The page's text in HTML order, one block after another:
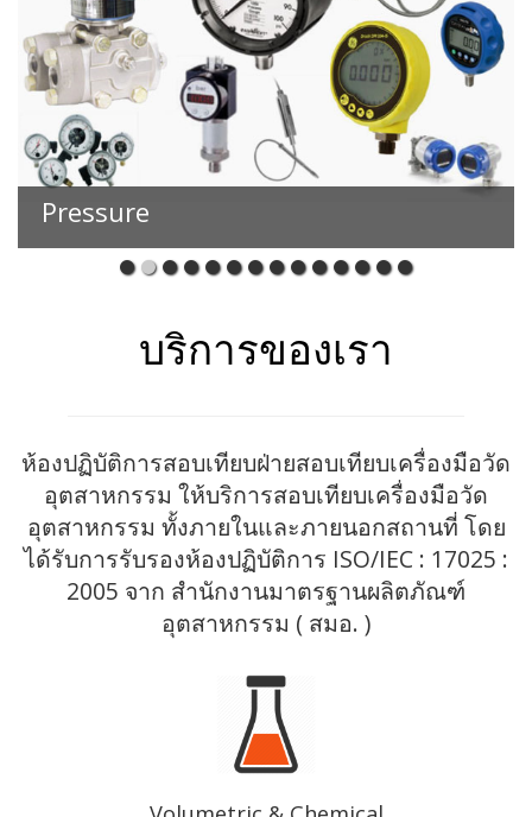
Pressure
บริการของเรา
ห้องปฏิบัติการสอบเทียบฝ่ายสอบเทียบเครื่องมือวัด
อุตสาหกรรม ให้บริการสอบเทียบเครื่องมือวัด
อุตสาหกรรม ทั้งภายในและภายนอกสถานที่ โดย
ได้รับการรับรองห้องปฏิบัติการ ISO/IEC : 17025 :
2005 จาก สำนักงานมาตรฐานผลิตภัณฑ์
อุตสาหกรรม ( สมอ. )